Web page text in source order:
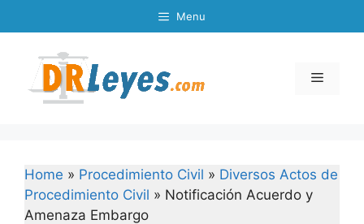
to
Menu
Menu
Home » Procedimiento Civil » Diversos Actos de
Procedimiento Civil » Notificación Acuerdo y
Amenaza Embargo